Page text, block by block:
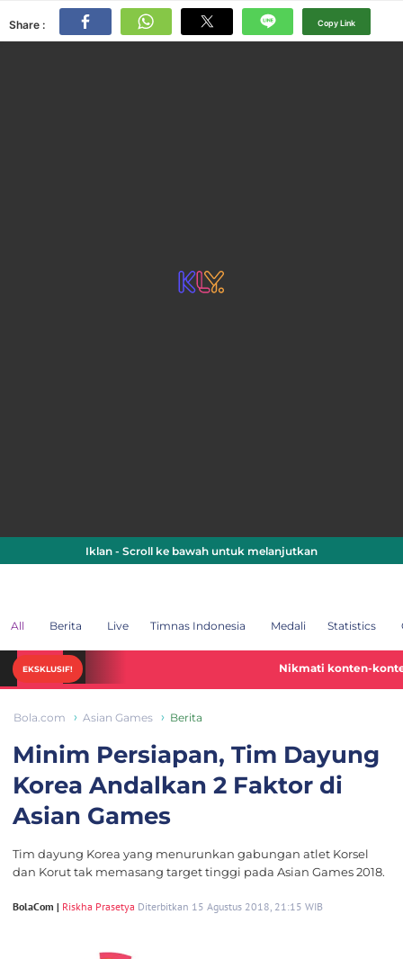
Share : Copy Link
Iklan - Scroll ke bawah untuk melanjutkan
All Berita Live Timnas Indonesia Medali Statistics
EKSKLUSIF! Nikmati konten-konten Piala
Bola.com Asian Games Berita
Minim Persiapan, Tim Dayung
Korea Andalkan 2 Faktor di
Asian Games
Tim dayung Korea yang menurunkan gabungan atlet Korsel
dan Korut tak memasang target tinggi pada Asian Games 2018.
BolaCom | Riskha Prasetya Diterbitkan 15 Agustus 2018, 21:15 WIB